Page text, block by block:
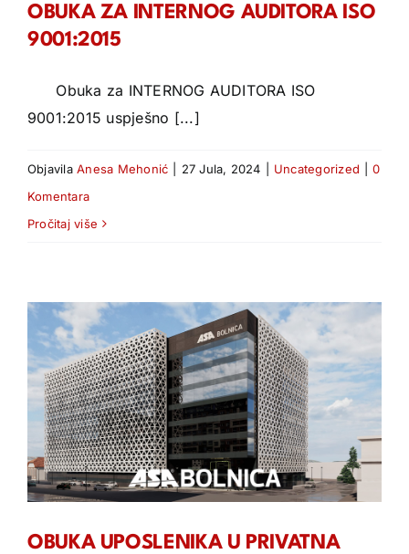
OBUKA ZA INTERNOG AUDITORA ISO
9001:2015
Obuka za INTERNOG AUDITORA ISO
9001:2015 uspješno [...]
ObjavilaAnesa Mehonić 27 Jula, 2024 Uncategorized
0
Komentara
Pročitaj više
OBUKA UPOSLENIKA U PRIVATNA